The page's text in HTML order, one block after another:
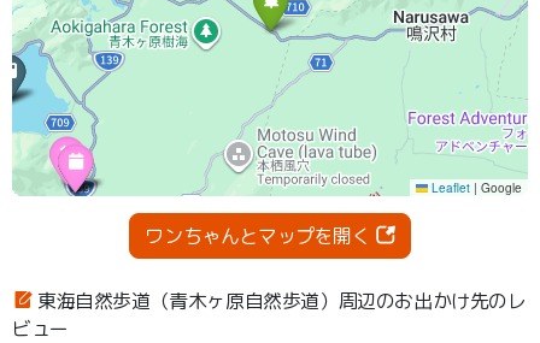
ワンちゃんとマップを開く
東海自然歩道（青木ヶ原自然歩道）周辺のお出かけ先のレ
ビュー